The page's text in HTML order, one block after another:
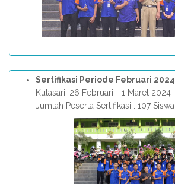
Sertifikasi Periode Februari 2024
Kutasari, 26 Februari - 1 Maret 2024
Jumlah Peserta Sertifikasi : 107 Siswa